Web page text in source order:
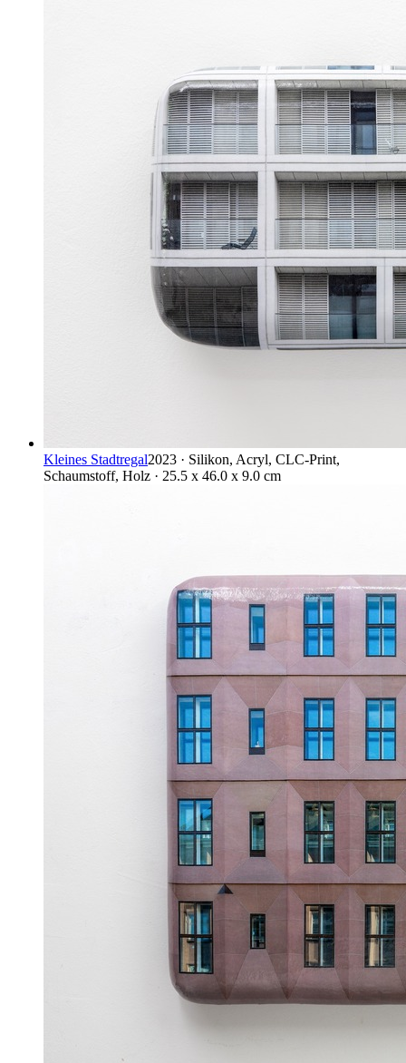
Kleines Stadtregal2023 · Silikon, Acryl, CLC-Print,
Schaumstoff, Holz · 25.5 x 46.0 x 9.0 cm